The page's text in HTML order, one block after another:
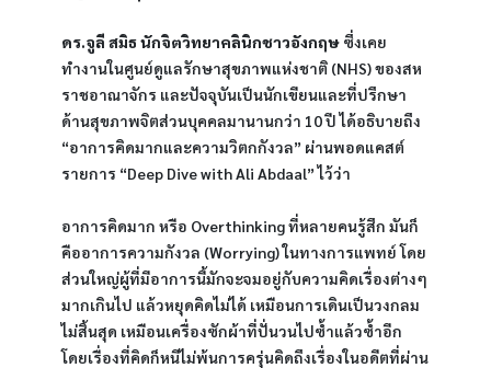
ดร.จูลี สมิธ นักจิตวิทยาคลินิกชาวอังกฤษ ซึ่งเคย
ทำงานในศูนย์ดูแลรักษาสุขภาพแห่งชาติ (NHS) ของสห
ราชอาณาจักร และปัจจุบันเป็นนักเขียนและที่ปรึกษา
ด้านสุขภาพจิตส่วนบุคคลมานานกว่า 10 ปี ได้อธิบายถึง
“อาการคิดมากและความวิตกกังวล” ผ่านพอดแคสต์
รายการ “Deep Dive with Ali Abdaal” ไว้ว่า
อาการคิดมาก หรือ Overthinking ที่หลายคนรู้สึก มันก็
คืออาการความกังวล (Worrying) ในทางการแพทย์ โดย
ส่วนใหญ่ผู้ที่มีอาการนี้มักจะจมอยู่กับความคิดเรื่องต่างๆ
มากเกินไป แล้วหยุดคิดไม่ได้ เหมือนการเดินเป็นวงกลม
ไม่สิ้นสุด เหมือนเครื่องซักผ้าที่ปั่นวนไปซ้ำแล้วซ้ำอีก
โดยเรื่องที่คิดก็หนีไม่พ้นการครุ่นคิดถึงเรื่องในอดีตที่ผ่าน